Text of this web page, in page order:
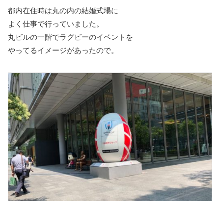
都内在住時は丸の内の結婚式場に
よく仕事で行っていました。
丸ビルの一階でラグビーのイベントを
やってるイメージがあったので。